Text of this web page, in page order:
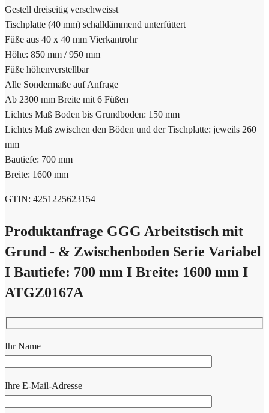
Gestell dreiseitig verschweisst
Tischplatte (40 mm) schalldämmend unterfüttert
Füße aus 40 x 40 mm Vierkantrohr
Höhe: 850 mm / 950 mm
Füße höhenverstellbar
Alle Sondermaße auf Anfrage
Ab 2300 mm Breite mit 6 Füßen
Lichtes Maß Boden bis Grundboden: 150 mm
Lichtes Maß zwischen den Böden und der Tischplatte: jeweils 260
mm
Bautiefe: 700 mm
Breite: 1600 mm
GTIN: 4251225623154
Produktanfrage GGG Arbeitstisch mit
Grund - & Zwischenboden Serie Variabel
I Bautiefe: 700 mm I Breite: 1600 mm I
ATGZ0167A
Ihr Name
Ihre E-Mail-Adresse